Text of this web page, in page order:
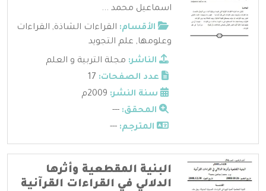
اسماعيل محمد ...
الأقسام: القراءات الشاذة, القراءات
وعلومها, علم التجويد
الناشر: مجلة التربية و العلم
عدد الصفحات:
سنة النشر:
المحقق: ---
المترجم: ---
البنية المقطعية وأثرها
الدلالي في القراءات القرآنية